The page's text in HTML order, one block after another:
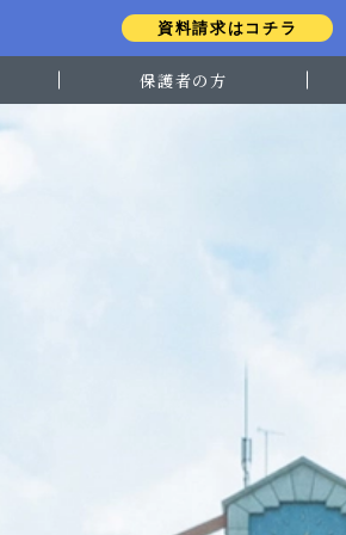
資料請求はコチラ
保護者の方